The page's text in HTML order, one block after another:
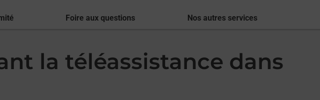
Foire aux questions Nos autres services
la téléassistance dans